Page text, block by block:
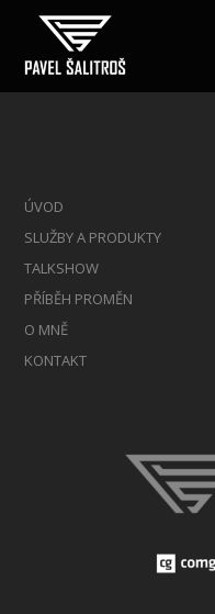
ÚVOD
SLUŽBY A PRODUKTY
TALKSHOW
PŘÍBĚH PROMĚN
O MNĚ
KONTAKT